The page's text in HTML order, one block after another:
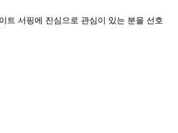
트 서핑에 진심으로 관심이 있는 분을 선호